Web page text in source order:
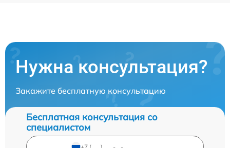
Нужна консультация?
Закажите бесплатную консультацию
Бесплатная консультация со
специалистом